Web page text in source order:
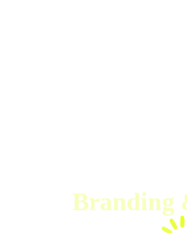
Branding